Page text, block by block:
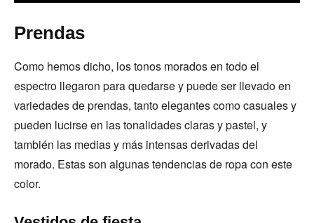
Prendas
Como hemos dicho, los tonos morados en todo el
espectro llegaron para quedarse y puede ser llevado en
variedades de prendas, tanto elegantes como casuales y
pueden lucirse en las tonalidades claras y pastel, y
también las medias y más intensas derivadas del
morado. Estas son algunas tendencias de ropa con este
color.